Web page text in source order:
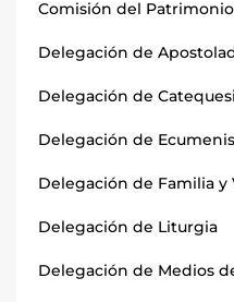
Comisión del
Delegación de
Delegación de
Delegación de
Delegación de Familia y
Delegación de Liturgia
Delegación de Medios